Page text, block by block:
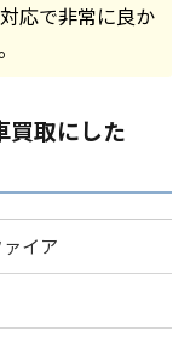
応で非常に良か
買取にした
イア